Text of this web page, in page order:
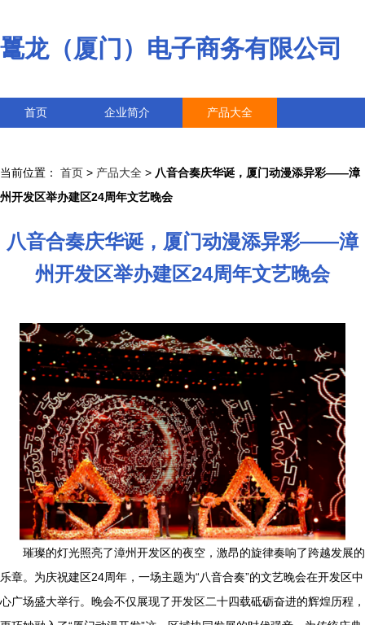
鼍龙（厦门）电子商务有限公司
首页 企业简介 产品大全
当前位置： 首页 > 产品大全 > 八音合奏庆华诞，厦门动漫添异彩——漳
州开发区举办建区24周年文艺晚会
八音合奏庆华诞，厦门动漫添异彩——漳
州开发区举办建区24周年文艺晚会
璀璨的灯光照亮了漳州开发区的夜空，激昂的旋律奏响了跨越发展的
乐章。为庆祝建区24周年，一场主题为“八音合奏”的文艺晚会在开发区中
心广场盛大举行。晚会不仅展现了开发区二十四载砥砺奋进的辉煌历程，